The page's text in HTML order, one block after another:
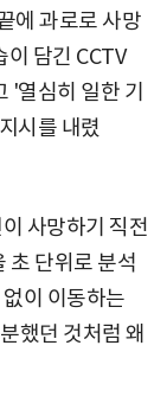
에 과로로 사망
담긴 CCTV
'열심히 일한 기
시를 내렸
사망하기 직전
초 단위로 분석
이 이동하는
했던 것처럼 왜